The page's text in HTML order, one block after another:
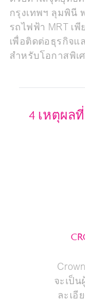
กรุงเทพฯ ลุมพินี
รถไฟฟ้า MRT เ
เพื่อติดต่อธุรกิจแ
สำหรับโอกาสพิ
4 เหตุผล
จะเป็
ละเอี